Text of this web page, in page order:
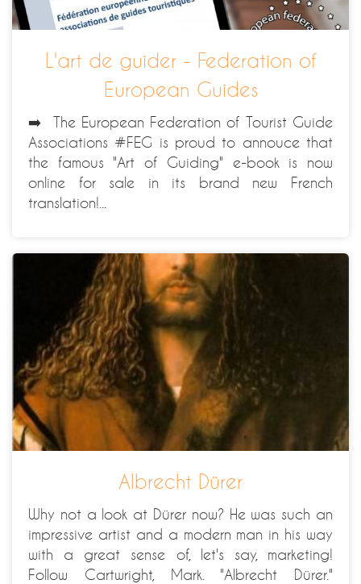
L'art de guider - Federation of
European Guides
➡️ The European Federation of Tourist Guide
Associations #FEG is proud to annouce that
the famous "Art of Guiding" e-book is now
online for sale in its brand new French
translation!...
Albrecht Dürer
Why not a look at Dürer now? He was such an
impressive artist and a modern man in his way
with a great sense of, let's say, marketing!
Follow Cartwright, Mark. "Albrecht Dürer."